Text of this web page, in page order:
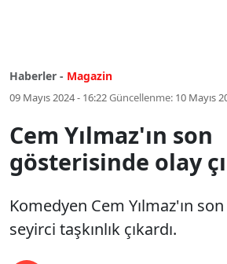
Haberler - Magazin
09 Mayıs 2024 - 16:22Güncellenme: 10 Mayıs
Cem Yılmaz'ın son
gösterisinde olay
Komedyen Cem Yılmaz'ın
seyirci taşkınlık çıkardı.